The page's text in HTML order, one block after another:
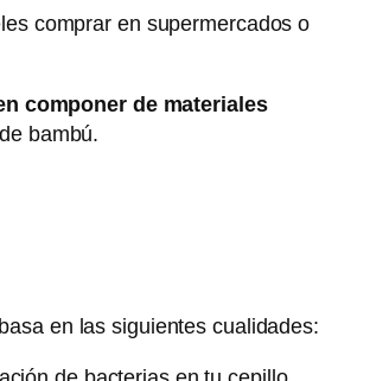
comprar en supermercados o
componer de materiales
bambú.
en las siguientes cualidades: